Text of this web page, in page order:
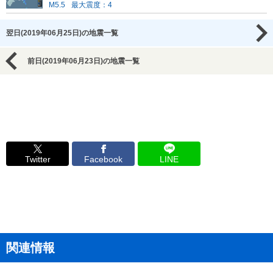
M5.5
最大震度：4
翌日(2019年06月25日)の地震一覧
前日(2019年06月23日)の地震一覧
Twitter Facebook LINE
関連情報